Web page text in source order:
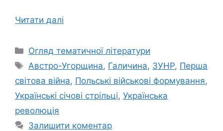
Читати далі
Категорії
Огляд тематичної літератури
Позначки
Австро-Угорщина, Галичина, ЗУНР, Перша
світова війна, Польські військові формування,
Українські січові стрільці, Українська
революція
Залишити коментар